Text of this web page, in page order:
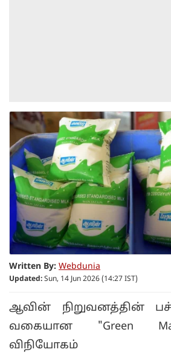
Written By: Webdunia
Updated: Sun, 14 Jun 2026 (14:27 IST)
ஆவின் நிறுவனத்தின்
வகையான "Green
விநியோகம்